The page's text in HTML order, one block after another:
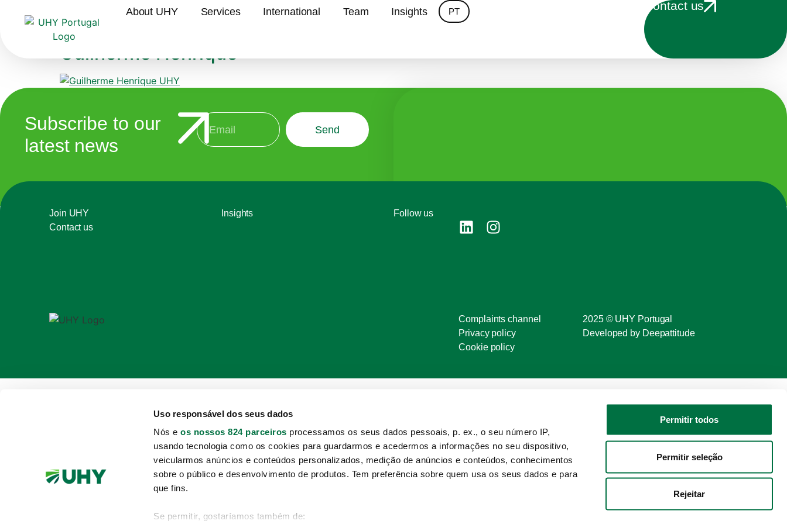
Uso responsável dos seus dados
Nós eos nossos 824 parceiros processamos os seus dados pessoais, p. ex., o seu número IP,
usando tecnologia como os cookies para guardarmos e acedermos a informações no seu dispositivo,
veicularmos anúncios e conteúdos personalizados, medição de anúncios e conteúdos, conhecimentos
sobre o público e desenvolvimento de produtos. Tem preferência sobre quem usa os seus dados e para
que fins.
Se permitir, gostaríamos também de:
Permitir todos
Permitir seleção
Rejeitar
About UHY Services International Team Insights PT Contact us
Serviço:IT Consultancy
Guilherme Henrique
Subscribe to our
latest news
Send
Join UHY
Contact us
Insights Follow us
Complaints channel
Privacy policy
Cookie policy
2025 © UHY Portugal
Developed by Deepattitude